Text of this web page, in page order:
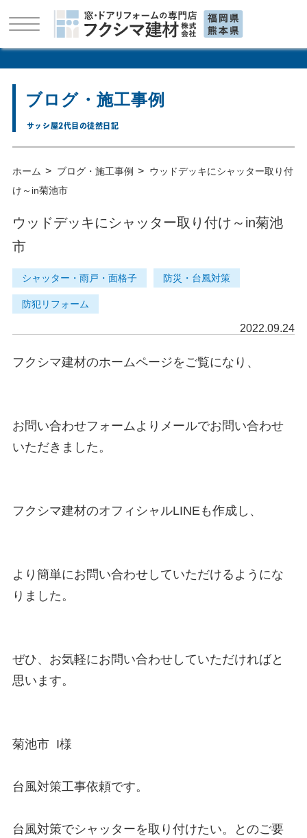
ブログ・施工事例
サッシ屋2代目の徒然日記
ホーム > ブログ・施工事例 > ウッドデッキにシャッター取り付
け～in菊池市
ウッドデッキにシャッター取り付け～in菊池
市
シャッター・雨戸・面格子 防災・台風対策
防犯リフォーム
2022.09.24
フクシマ建材のホームページをご覧になり、
お問い合わせフォームよりメールでお問い合わせ
いただきました。
フクシマ建材のオフィシャルLINEも作成し、
より簡単にお問い合わせしていただけるようにな
りました。
ぜひ、お気軽にお問い合わせしていただければと
思います。
菊池市  I様
台風対策工事依頼です。
台風対策でシャッターを取り付けたい。とのご要